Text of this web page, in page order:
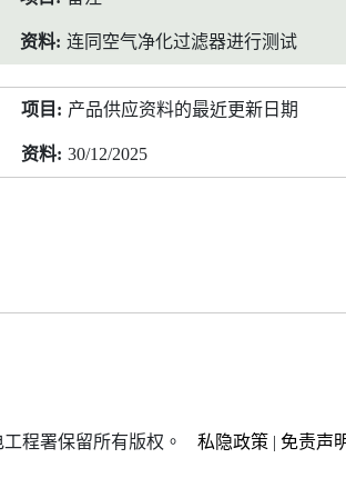
连同空气净化过滤器进行测试
产品供应资料的最近更新日期
30/12/2025
程署保留所有版权。 私隐政策 | 免责声